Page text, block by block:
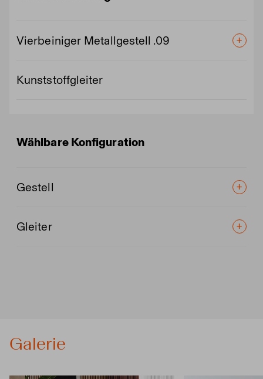
Vierbeiniger Metallgestell .09
Kunststoffgleiter
Wählbare Konfiguration
Gestell
Gleiter
Galerie